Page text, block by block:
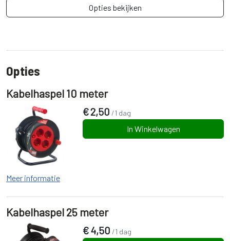
Opties bekijken
Opties
Kabelhaspel 10 meter
€2,50 /1 dag
In Winkelwagen
Meer informatie
Kabelhaspel 25 meter
€4,50 /1 dag